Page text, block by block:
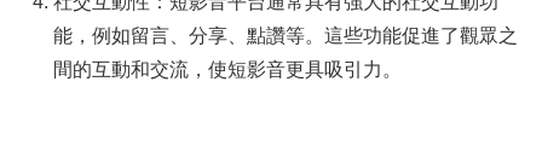
能，例如留言、分享、點讚等。這些功能促進了觀眾之
間的互動和交流，使短影音更具吸引力。